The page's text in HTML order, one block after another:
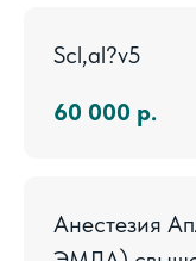
Scl,al?v5
60 000 р.
Анестезия